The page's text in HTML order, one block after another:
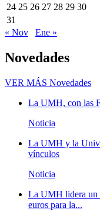
24 25 26 27 28 29 30
31
« Nov
Ene »
Novedades
VER MÁS Novedades
La UMH, con las
Noticia
La UMH y la
vínculos
Noticia
La UMH lidera un
euros para la...